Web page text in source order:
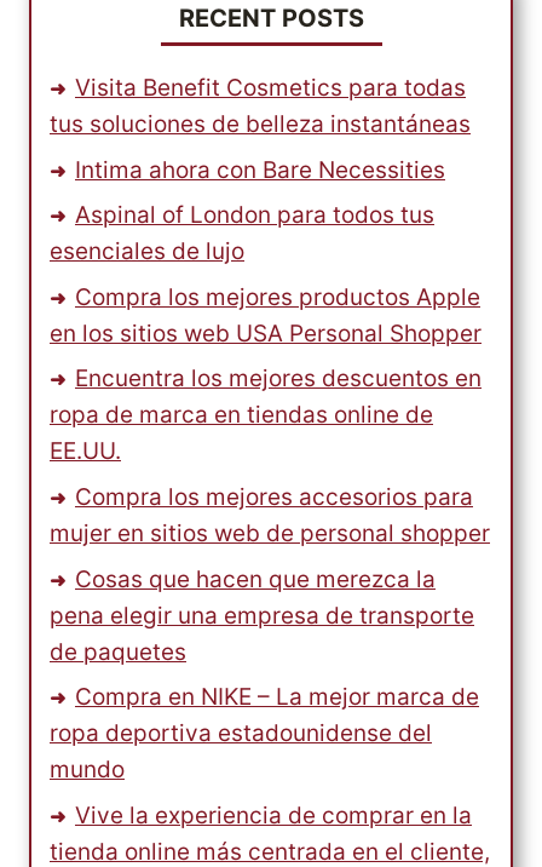
RECENT POSTS
Visita Benefit Cosmetics para todas
tus soluciones de belleza instantáneas
Intima ahora con Bare Necessities
Aspinal of London para todos tus
esenciales de lujo
Compra los mejores productos Apple
en los sitios web USA Personal Shopper
Encuentra los mejores descuentos en
ropa de marca en tiendas online de
EE.UU.
Compra los mejores accesorios para
mujer en sitios web de personal shopper
Cosas que hacen que merezca la
pena elegir una empresa de transporte
de paquetes
Compra en NIKE – La mejor marca de
ropa deportiva estadounidense del
mundo
Vive la experiencia de comprar en la
tienda online más centrada en el cliente,